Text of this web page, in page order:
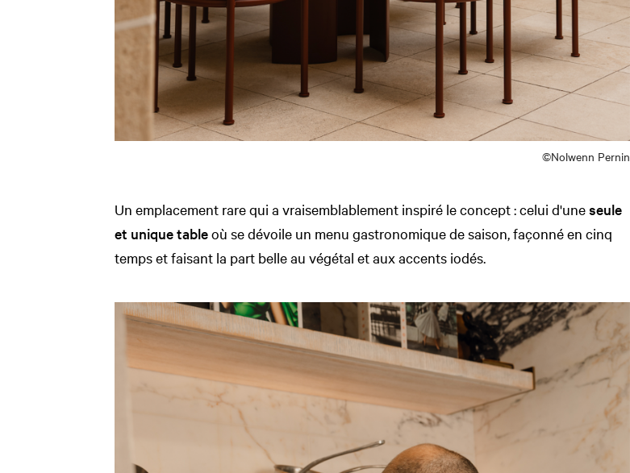
©Nolwenn Pernin
Un emplacement rare qui a vraisemblablement inspiré le concept : celui d'uneseule
et unique tableoù se dévoile un menu gastronomique de saison, façonné en cinq
temps et faisant la part belle au végétal et aux accents iodés.